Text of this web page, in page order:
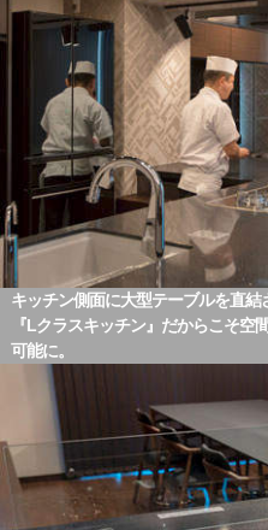
キッチン側面に大型テーブルを直結
『Lクラスキッチン』だからこそ空
可能に。